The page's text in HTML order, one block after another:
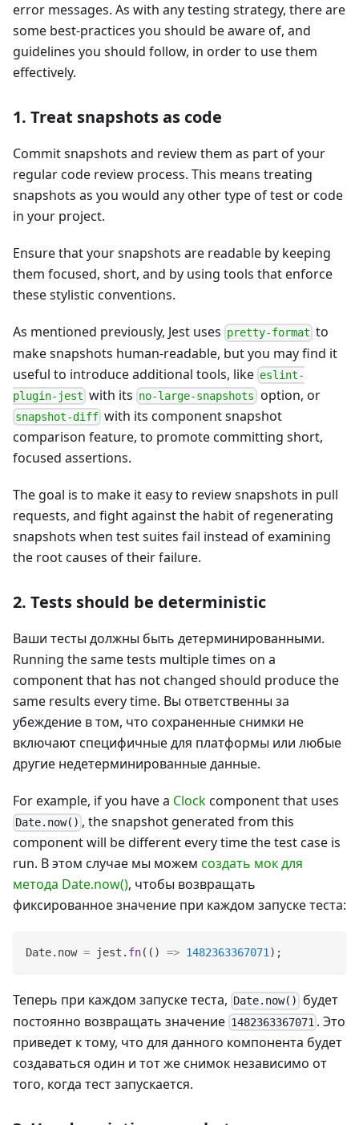
error messages. As with any testing strategy, there are
some best-practices you should be aware of, and
guidelines you should follow, in order to use them
effectively.
1. Treat snapshots as code
Commit snapshots and review them as part of your
regular code review process. This means treating
snapshots as you would any other type of test or code
in your project.
Ensure that your snapshots are readable by keeping
them focused, short, and by using tools that enforce
these stylistic conventions.
As mentioned previously, Jest uses pretty-format to
make snapshots human-readable, but you may find it
useful to introduce additional tools, like eslint-
plugin-jest with its no-large-snapshots option, or
snapshot-diff with its component snapshot
comparison feature, to promote committing short,
focused assertions.
The goal is to make it easy to review snapshots in pull
requests, and fight against the habit of regenerating
snapshots when test suites fail instead of examining
the root causes of their failure.
2. Tests should be deterministic
Ваши тесты должны быть детерминированными.
Running the same tests multiple times on a
component that has not changed should produce the
same results every time. Вы ответственны за
убеждение в том, что сохраненные снимки не
включают специфичные для платформы или любые
другие недетерминированные данные.
For example, if you have a Clockcomponent that uses
Date.now() , the snapshot generated from this
component will be different every time the test case is
run. В этом случае мы можем создать мок для
метода Date.now(), чтобы возвращать
фиксированное значение при каждом запуске теста:
Date. now = jest . fn( ( ) => 1482363367071) ;
Теперь при каждом запуске теста, Date.now()
будет
постоянно возвращать значение 1482363367071 . Это
приведет к тому, что для данного компонента будет
создаваться один и тот же снимок независимо от
того, когда тест запускается.